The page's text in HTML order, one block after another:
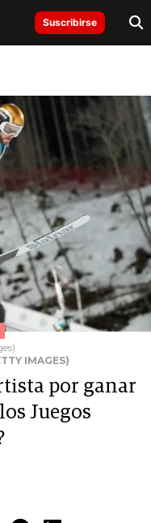
Suscribirse
IMAGES)
por ganar
Juegos